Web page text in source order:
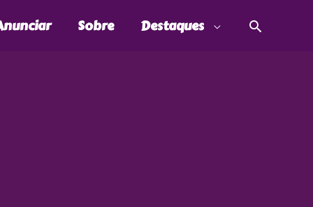
Sobre Destaques